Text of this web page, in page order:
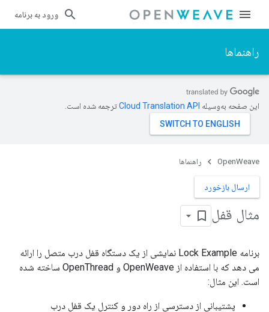
ورود به برنامه
راهنماها
این صفحه به‌وسیله ترجمه شده است.
OpenWeave راهنماها
ارسال بازخورد
مثال قفل
برنامه Lock Example نمایشی از یک دستگاه قفل درب متصل را ارائه
می دهد که با استفاده از OpenWeave و OpenThread ساخته شده
است. این مثال:
پشتیبانی از دسترسی از راه دور و کنترل یک قفل درب